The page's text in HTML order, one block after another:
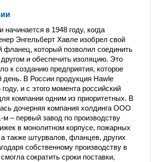
начинается в 1948 году, когда
Энгельберт Хавле изобрел свой
фланец, который позволил соединить
и обеспечить изоляцию. Это
к созданию предприятия, которое
день. В России продукция Hawle
и с этого момента российский
компании одним из приоритетных. В
дочерняя компания холдинга ООО
м – первый завод по производству
в монолитном корпусе, пожарных
а также штурвалов, фланцев, других
собственному производству в
сократить сроки поставки,